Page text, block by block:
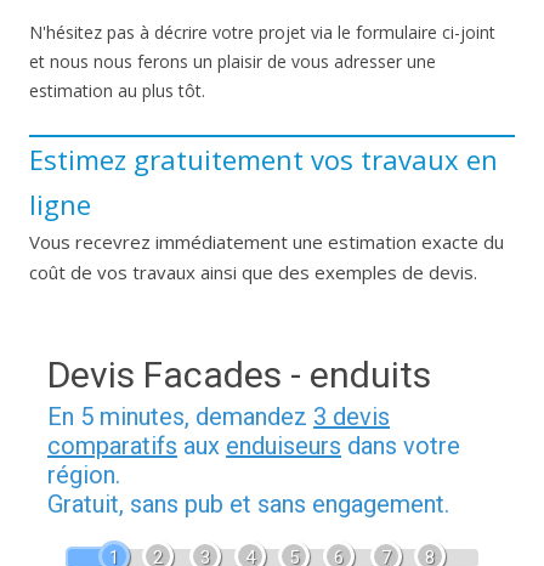
N'hésitez pas à décrire votre projet via le formulaire ci-joint
et nous nous ferons un plaisir de vous adresser une
estimation au plus tôt.
Estimez gratuitement vos travaux en
ligne
Vous recevrez immédiatement une estimation exacte du
coût de vos travaux ainsi que des exemples de devis.
Devis Facades - enduits
En 5 minutes, demandez 3 devis
comparatifs aux enduiseurs dans votre
région.
Gratuit, sans pub et sans engagement.
1 2 3 4 5 6 7 8